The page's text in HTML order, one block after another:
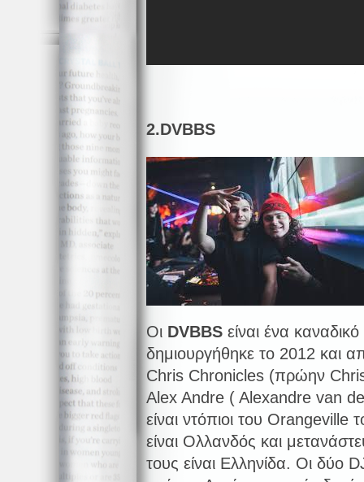
2.DVBBS
Οι DVBBS είναι ένα
δημιουργήθηκε το 2012 και
Chris Chronicles (πρώην
Alex Andre ( Alexandre van
είναι ντόπιοι του
είναι Ολλανδός και
τους είναι Ελληνίδα. Οι δύο